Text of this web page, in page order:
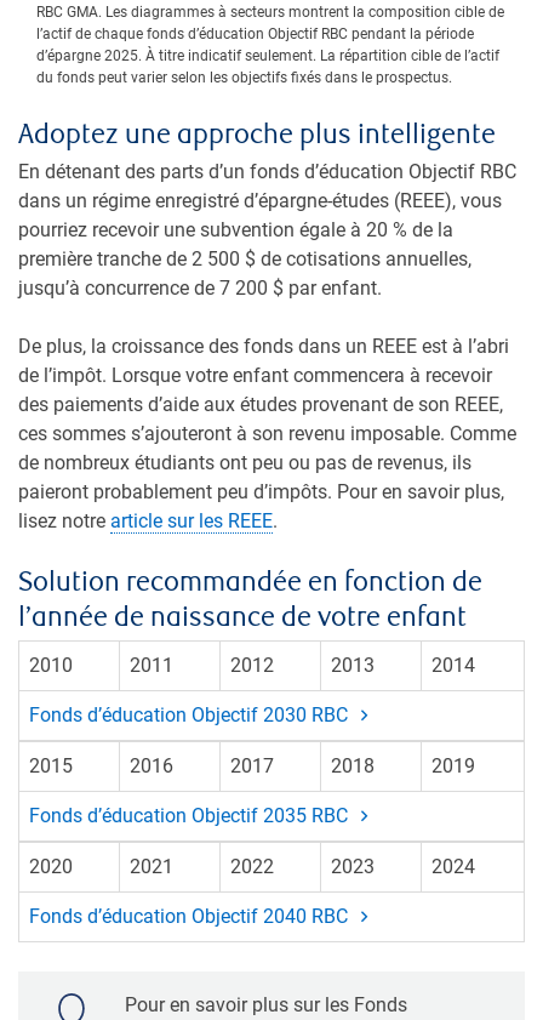
RBC GMA. Les diagrammes à secteurs montrent la composition cible de
l’actif de chaque fonds d’éducation Objectif RBC pendant la période
d’épargne 2025. À titre indicatif seulement. La répartition cible de l’actif
du fonds peut varier selon les objectifs fixés dans le prospectus.
Adoptez une approche plus intelligente
En détenant des parts d’un fonds d’éducation Objectif RBC
dans un régime enregistré d’épargne-études (REEE), vous
pourriez recevoir une subvention égale à 20 % de la
première tranche de 2 500 $ de cotisations annuelles,
jusqu’à concurrence de 7 200 $ par enfant.
De plus, la croissance des fonds dans un REEE est à l’abri
de l’impôt. Lorsque votre enfant commencera à recevoir
des paiements d’aide aux études provenant de son REEE,
ces sommes s’ajouteront à son revenu imposable. Comme
de nombreux étudiants ont peu ou pas de revenus, ils
paieront probablement peu d’impôts. Pour en savoir plus,
lisez notre article sur les REEE.
Solution recommandée en fonction de
l’année de naissance de votre enfant
2010 2011 2012 2013 2014
Fonds d’éducation Objectif 2030 RBC
2015 2016 2017 2018 2019
Fonds d’éducation Objectif 2035 RBC
2020 2021 2022 2023 2024
Fonds d’éducation Objectif 2040 RBC
Pour en savoir plus sur les Fonds